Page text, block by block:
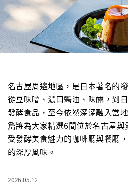
名古屋周邊地區，是日本著名的
從豆味噌、濃口醬油、味醂，到
發酵食品，至今依然深深融入當
篇將為大家精選6間位於名古屋
受發酵美食魅力的咖啡廳與餐廳
的深厚風味。
2026.05.12